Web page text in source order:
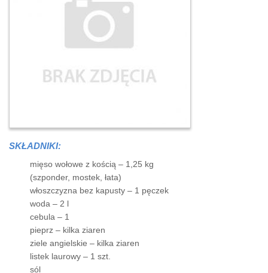
SKŁADNIKI:
mięso wołowe z kością – 1,25 kg
(szponder, mostek, łata)
włoszczyzna bez kapusty – 1 pęczek
woda – 2 l
cebula – 1
pieprz – kilka ziaren
ziele angielskie – kilka ziaren
listek laurowy – 1 szt.
sól